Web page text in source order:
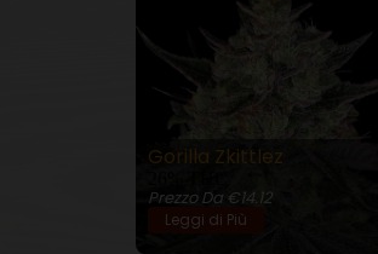
Gorilla Zkittlez
Prezzo Da €14.12
Leggi di Più